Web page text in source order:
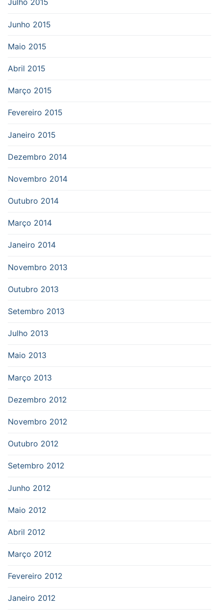
Julho 2015
Junho 2015
Maio 2015
Abril 2015
Março 2015
Fevereiro 2015
Janeiro 2015
Dezembro 2014
Novembro 2014
Outubro 2014
Março 2014
Janeiro 2014
Novembro 2013
Outubro 2013
Setembro 2013
Julho 2013
Maio 2013
Março 2013
Dezembro 2012
Novembro 2012
Outubro 2012
Setembro 2012
Junho 2012
Maio 2012
Abril 2012
Março 2012
Fevereiro 2012
Janeiro 2012